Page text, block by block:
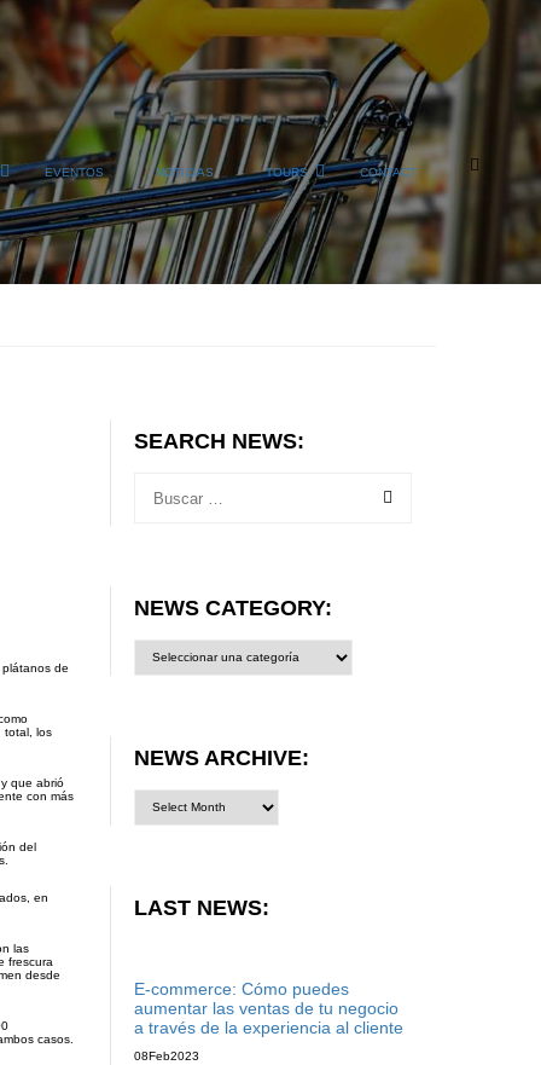
EVENTOS NOTICIAS TOURS CONTACT
de
total, los
que abrió
con más
del
en
las
frescura
desde
casos.
SEARCH NEWS:
NEWS CATEGORY:
category:
NEWS ARCHIVE:
LAST NEWS:
E-commerce: Cómo puedes
aumentar las ventas de tu negocio
a través de la experiencia al cliente
08Feb2023